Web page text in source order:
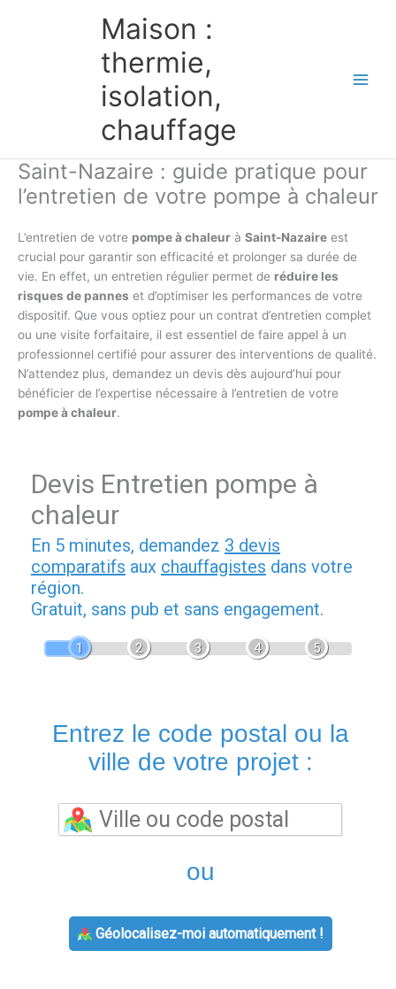
Maison :
thermie,
isolation,
chauffage
Saint-Nazaire : guide pratique pour
l’entretien de votre pompe à chaleur
L’entretien de votre pompe à chaleur à Saint-Nazaire est
crucial pour garantir son efficacité et prolonger sa durée de
vie. En effet, un entretien régulier permet de réduire les
risques de pannes et d’optimiser les performances de votre
dispositif. Que vous optiez pour un contrat d’entretien complet
ou une visite forfaitaire, il est essentiel de faire appel à un
professionnel certifié pour assurer des interventions de qualité.
N’attendez plus, demandez un devis dès aujourd’hui pour
bénéficier de l’expertise nécessaire à l’entretien de votre
pompe à chaleur.
Devis Entretien pompe à
chaleur
En 5 minutes, demandez 3 devis
comparatifs aux chauffagistes dans votre
région.
Gratuit, sans pub et sans engagement.
1 2 3 4 5
Entrez le code postal ou la
ville de votre projet :
ou
Géolocalisez-moi automatiquement !